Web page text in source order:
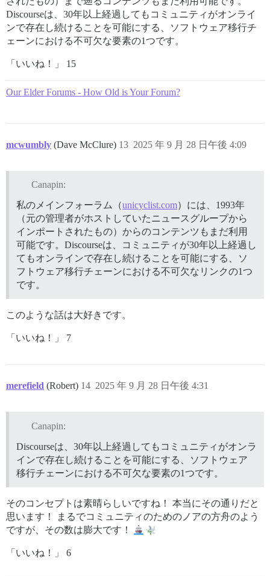
Discourseは、30年以上経過してもコミュニティがオンライ
ンで存在し続けることを可能にする、ソフトウェア移行チ
ェーンにおける不可欠な要素の1つです。
「いいね！」 15
Our Elder Forums - How Old is Your Forum?
mcwumbly (Dave McClure) 2025 年 9 月 28 日午後 4:09
13
Canapin:
私のメインフォーラム（unicyclist.com）には、1993年
（元の管理者がホストしていたニュースグループから
インポートされたもの）からのコンテンツもまだ利用
可能です。Discourseは、コミュニティが30年以上経過し
てもオンラインで存在し続けることを可能にする、ソ
フトウェア移行チェーンにおける不可欠なリンクの1つ
です。
このような話は大好きです。
「いいね！」 7
merefield (Robert) 2025 年 9 月 28 日午後 4:31
14
Canapin:
Discourseは、30年以上経過してもコミュニティがオンラ
インで存在し続けることを可能にする、ソフトウェア
移行チェーンにおける不可欠な要素の1つです。
そのコンセプトは素晴らしいですね！ 本当にその通りだと
思います！ まるでコミュニティのためのノアの方舟のよう
ですが、その数は膨大です！
「いいね！」 6